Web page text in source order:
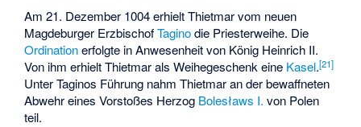
Am 21. Dezember 1004 erhielt Thietmar vom neuen
Magdeburger ErzbischofTaginodie Priesterweihe. Die
Ordinationerfolgte in Anwesenheit von König Heinrich II.
Von ihm erhielt Thietmar als Weihegeschenk eine Kasel.[21]
Unter Taginos Führung nahm Thietmar an der bewaffneten
Abwehr eines Vorstoßes Herzog Bolesławs I. von Polen
teil.